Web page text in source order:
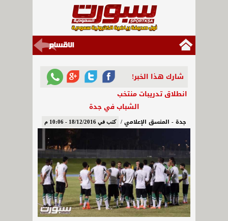
شارك هذا الخبر!
انطلاق تدريبات منتخب
الشباب في جدة
جدة - المنسق الإعلامي / كتب في 18/12/2016 - 10:06 م